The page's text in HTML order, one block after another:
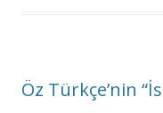
Öz Türkçe’nin